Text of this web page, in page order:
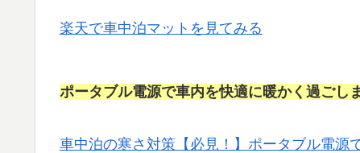
楽天で車中泊マットを見てみる
ポータブル電源で車内を快適に暖かく過ごし
車中泊の寒さ対策【必見！】ポータブル電源